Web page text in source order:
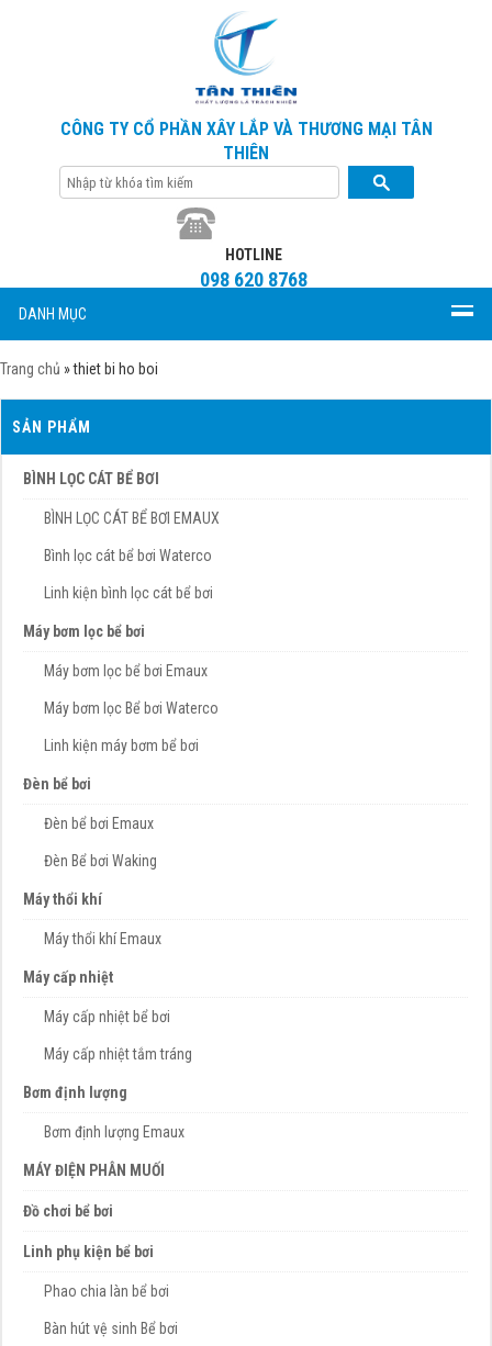
CÔNG TY CỔ PHẦN XÂY LẮP VÀ THƯƠNG MẠI TÂN
THIÊN
HOTLINE
098 620 8768
DANH MỤC
Trang chủ »thiet bi ho boi
SẢN PHẨM
BÌNH LỌC CÁT BỂ BƠI
BÌNH LỌC CÁT BỂ BƠI EMAUX
Bình lọc cát bể bơi Waterco
Linh kiện bình lọc cát bể bơi
Máy bơm lọc bể bơi
Máy bơm lọc bể bơi Emaux
Máy bơm lọc Bể bơi Waterco
Linh kiện máy bơm bể bơi
Đèn bể bơi
Đèn bể bơi Emaux
Đèn Bể bơi Waking
Máy thổi khí
Máy thổi khí Emaux
Máy cấp nhiệt
Máy cấp nhiệt bể bơi
Máy cấp nhiệt tắm tráng
Bơm định lượng
Bơm định lượng Emaux
MÁY ĐIỆN PHÂN MUỐI
Đồ chơi bể bơi
Linh phụ kiện bể bơi
Phao chia làn bể bơi
Bàn hút vệ sinh Bể bơi